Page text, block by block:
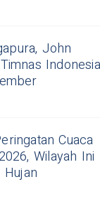
John
Indonesia
Cuaca
Wilayah Ini